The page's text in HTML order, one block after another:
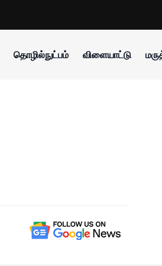
தொழில்நுட்பம் விளையாட்டு